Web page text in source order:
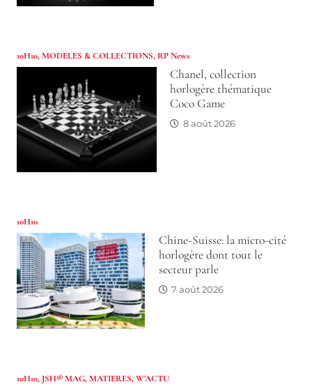
10H10,MODELES & COLLECTIONS, RP News
Chanel, collection
horlogère thématique
Coco Game
8 août 2026
10H10
Chine-Suisse: la micro-cité
horlogère dont tout le
secteur parle
7 août 2026
10H10, JSH® MAG,MATIERES,W'ACTU